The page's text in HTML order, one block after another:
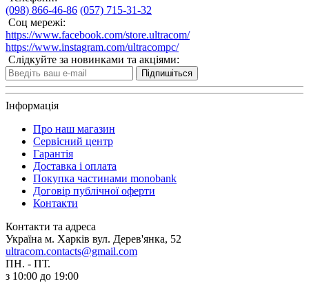
(098) 866-46-86 (057) 715-31-32
Соц мережі:
https://www.facebook.com/store.ultracom/
https://www.instagram.com/ultracompc/
Слідкуйте за новинками та акціями:
Підпишіться
Інформація
Про наш магазин
Сервісний центр
Гарантія
Доставка і оплата
Покупка частинами monobank
Договір публічної оферти
Контакти
Контакти та адреса
Україна м. Харків вул. Дерев'янка, 52
ultracom.contacts@gmail.com
ПН. - ПТ.
з 10:00 до 19:00